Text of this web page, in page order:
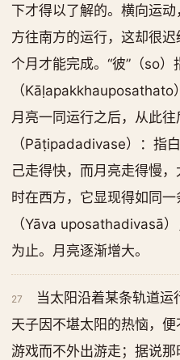
下才得以了解的。横向运
方往南方的运行，这却很
个月才能完成。“彼”（so）
（Kāḷapakkhauposathato
月亮一同运行之后，从此往
（Pāṭipadadivase）：指
己走得快，而月亮走得慢
时在西方，它显现得如同一
（Yāva uposathadivasā
为止。月亮逐渐增大。
27
当太阳沿着某条轨道运
天子因不堪太阳的热恼，
游戏而不外出游走；据说